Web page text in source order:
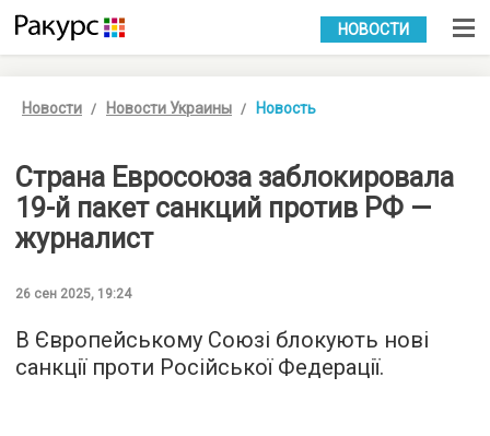
УКР РУС
НОВОСТИ
Новости Новости Украины Новость
Страна Евросоюза заблокировала
19-й пакет санкций против РФ —
журналист
26 сен 2025, 19:24
В Європейському Союзі блокують нові
санкції проти Російської Федерації.